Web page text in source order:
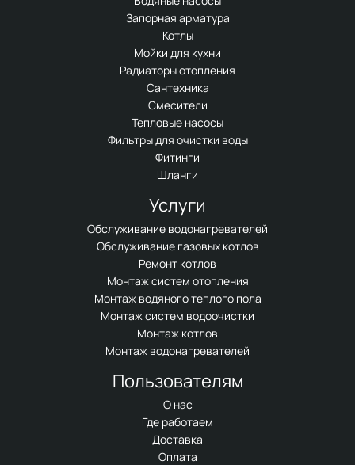
Запорная арматура
Котлы
Мойки для кухни
Радиаторы отопления
Сантехника
Смесители
Тепловые насосы
Фильтры для очистки воды
Фитинги
Шланги
Услуги
Обслуживание водонагревателей
Обслуживание газовых котлов
Ремонт котлов
Монтаж систем отопления
Монтаж водяного теплого пола
Монтаж систем водоочистки
Монтаж котлов
Монтаж водонагревателей
Пользователям
О нас
Где работаем
Доставка
Оплата